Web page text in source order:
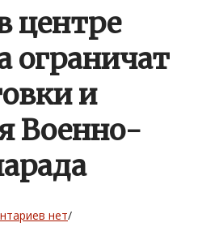
центре
ограничат
и
Военно-
нет/